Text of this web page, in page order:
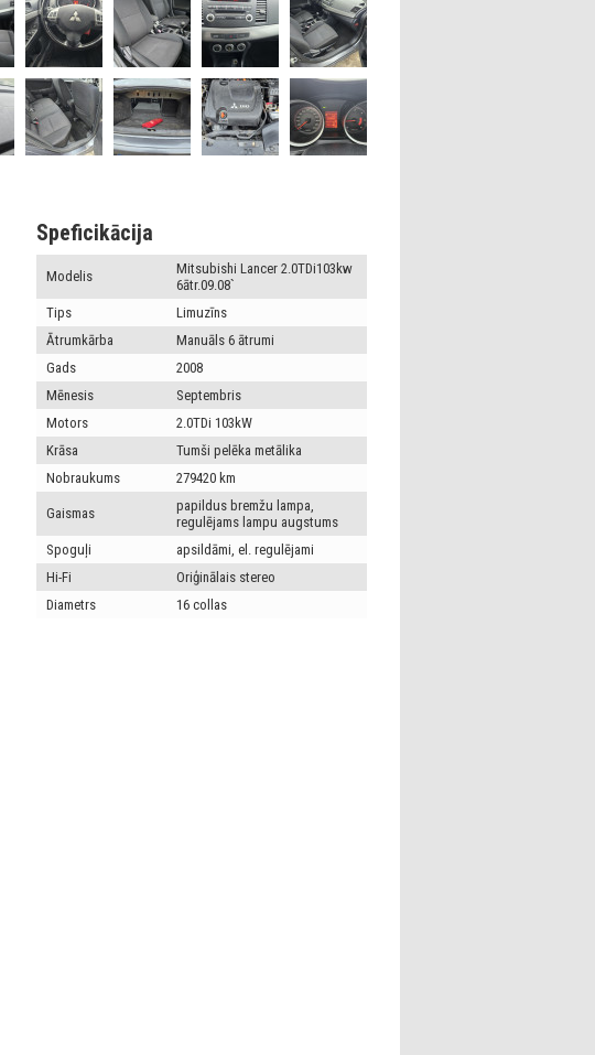
Speficikācija
Modelis
Mitsubishi Lancer 2.0TDi103kw
6ātr.09.08`
Tips
Limuzīns
Ātrumkārba
Manuāls 6 ātrumi
Gads
2008
Mēnesis
Septembris
Motors
2.0TDi 103kW
Krāsa
Tumši pelēka metālika
Nobraukums
279420 km
Gaismas
papildus bremžu lampa,
regulējams lampu augstums
Spoguļi
apsildāmi, el. regulējami
Hi-Fi
Oriģinālais stereo
Diametrs
16 collas